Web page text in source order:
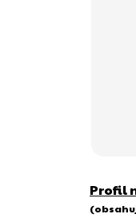
Profil